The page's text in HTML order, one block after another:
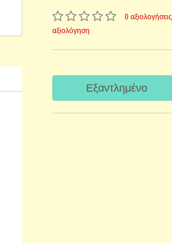
0 αξιολογήσεις
αξιολόγηση
Εξαντλημένο